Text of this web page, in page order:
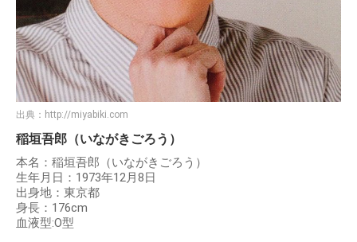
出典： http://miyabiki.com
稲垣吾郎（いながきごろう）
本名：稲垣吾郎（いながきごろう）
生年月日：1973年12月8日
出身地：東京都
身長：176cm
血液型:O型